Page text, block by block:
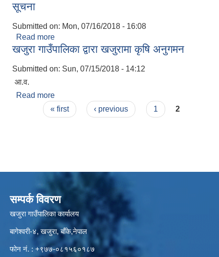
सूचना
Submitted on: Mon, 07/16/2018 - 16:08
Read more
सूचना
खजुरा गाउँपालिका द्वारा खजुरामा कृषि अनुगमन
Submitted on: Sun, 07/15/2018 - 14:12
आ.व.
Read more
Pages« first ‹ previous 1 2
सम्पर्क विवरण
खजुरा गाउँपालिका कार्यालय
बागेश्वरी-४, खजुरा, बाँके,नेपाल
फोन नं. : +९७७-०८१५६०१८७